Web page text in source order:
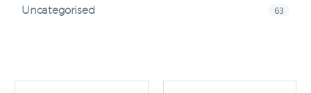
Uncategorised 63